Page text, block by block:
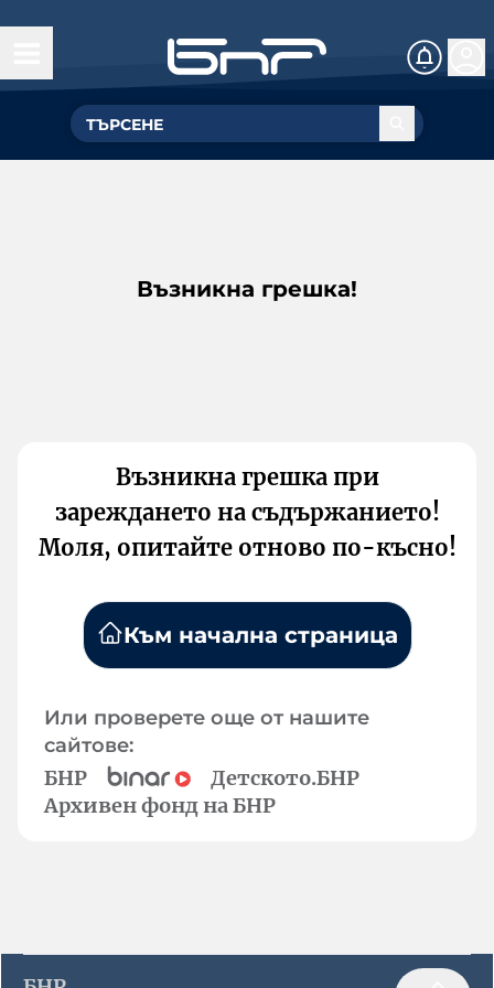
Възникна грешка!
Възникна грешка при
зареждането на съдържанието!
Моля, опитайте отново по-късно!
Към начална страница
Или проверете още от нашите
сайтове:
БНР
Детското.БНР
Архивен фонд на БНР